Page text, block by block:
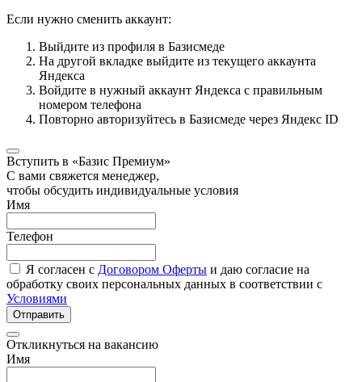
Если нужно сменить аккаунт:
Выйдите из профиля в Базисмеде
На другой вкладке выйдите из текущего аккаунта
Яндекса
Войдите в нужный аккаунт Яндекса с правильным
номером телефона
Повторно авторизуйтесь в Базисмеде через Яндекс ID
Вступить в «Базис Премиум»
С вами свяжется менеджер,
чтобы обсудить индивидуальные условия
Имя
Телефон
Я согласен с Договором Оферты и даю согласие на
обработку своих персональных данных в соответствии с
Условиями
Отправить
Откликнуться на вакансию
Имя